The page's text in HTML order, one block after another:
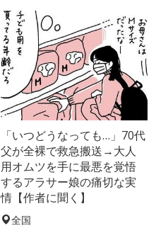
「いつどうなっても…」70代
父が全裸で救急搬送→大人
用オムツを手に最悪を覚悟
するアラサー娘の痛切な実
情【作者に聞く】
全国